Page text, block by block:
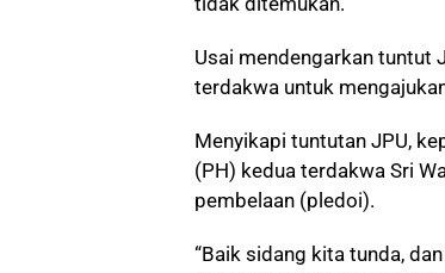
Usai mendengarkan tuntut
terdakwa untuk
Menyikapi tuntutan JPU,
(PH) kedua terdakwa Sri
pembelaan (pledoi).
“Baik sidang kita tunda,